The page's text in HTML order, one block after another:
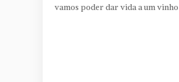
vamos poder dar vida a um